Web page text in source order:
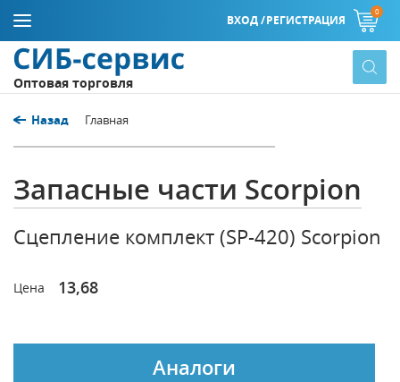
ВХОД /РЕГИСТРАЦИЯ
0
Оптовая торговля
Назад Главная
Запасные части Scorpion
Сцепление комплект (SP-420) Scorpion
Цена 13,68
Аналоги